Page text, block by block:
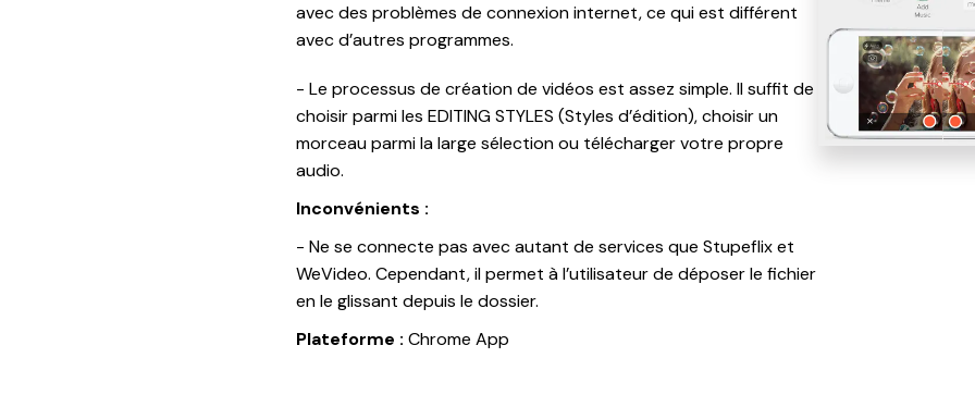
avec des problèmes de connexion internet, ce qui est différent
avec d’autres programmes.
- Le processus de création de vidéos est assez simple. Il suffit de
choisir parmi les EDITING STYLES (Styles d’édition), choisir un
morceau parmi la large sélection ou télécharger votre propre
audio.
Inconvénients :
- Ne se connecte pas avec autant de services que Stupeflix et
WeVideo. Cependant, il permet à l’utilisateur de déposer le fichier
en le glissant depuis le dossier.
Plateforme : Chrome App